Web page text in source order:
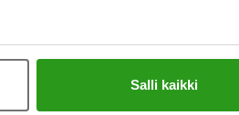
Salli kaikki